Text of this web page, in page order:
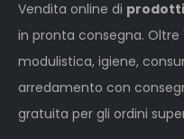
Vendita online di
in pronta consegna. Oltre
modulistica, igiene,
arredamento con
gratuita per gli ordini